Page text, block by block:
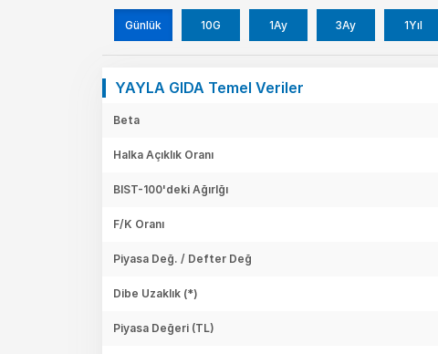
Günlük 10G 1Ay 3Ay 1Yıl
YAYLA GIDA Temel Veriler
Beta
Halka Açıklık Oranı
BIST-100'deki Ağırlğı
F/K Oranı
Piyasa Değ. / Defter Değ
Dibe Uzaklık (*)
Piyasa Değeri (TL)